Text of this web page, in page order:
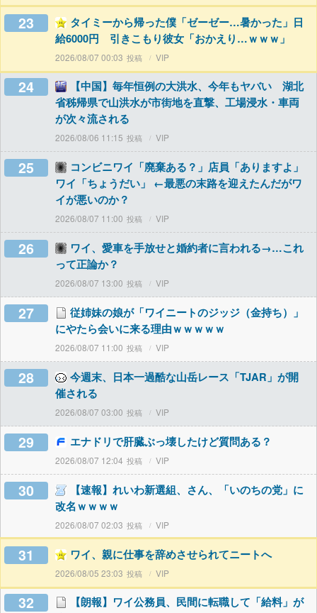
23
タイミーから帰った僕「ゼーゼー…暑かった」日
給6000円 引きこもり彼女「おかえり…ｗｗｗ」
2026/08/07 00:03 VIP
24
【中国】毎年恒例の大洪水、今年もヤバい 湖北
省秭帰県で山洪水が市街地を直撃、工場浸水・車両
が次々流される
2026/08/06 11:15 VIP
25
コンビニワイ「廃棄ある？」店員「ありますよ」
ワイ「ちょうだい」 ←最悪の末路を迎えたんだがワ
イが悪いのか？
2026/08/07 11:00 VIP
26
ワイ、愛車を手放せと婚約者に言われる→…これ
って正論か？
2026/08/07 13:00 VIP
27
従姉妹の娘が「ワイニートのジッジ（金持ち）」
にやたら会いに来る理由ｗｗｗｗｗ
2026/08/07 11:00 VIP
28
今週末、日本一過酷な山岳レース「TJAR」が開
催される
2026/08/07 03:00 VIP
29 エナドリで肝臓ぶっ壊したけど質問ある？
2026/08/07 12:04 VIP
30
【速報】れいわ新選組、さん、「いのちの党」に
改名ｗｗｗｗ
2026/08/07 02:03 VIP
31 ワイ、親に仕事を辞めさせられてニートへ
2026/08/05 23:03 VIP
32
【朗報】ワイ公務員、民間に転職して「給料」が